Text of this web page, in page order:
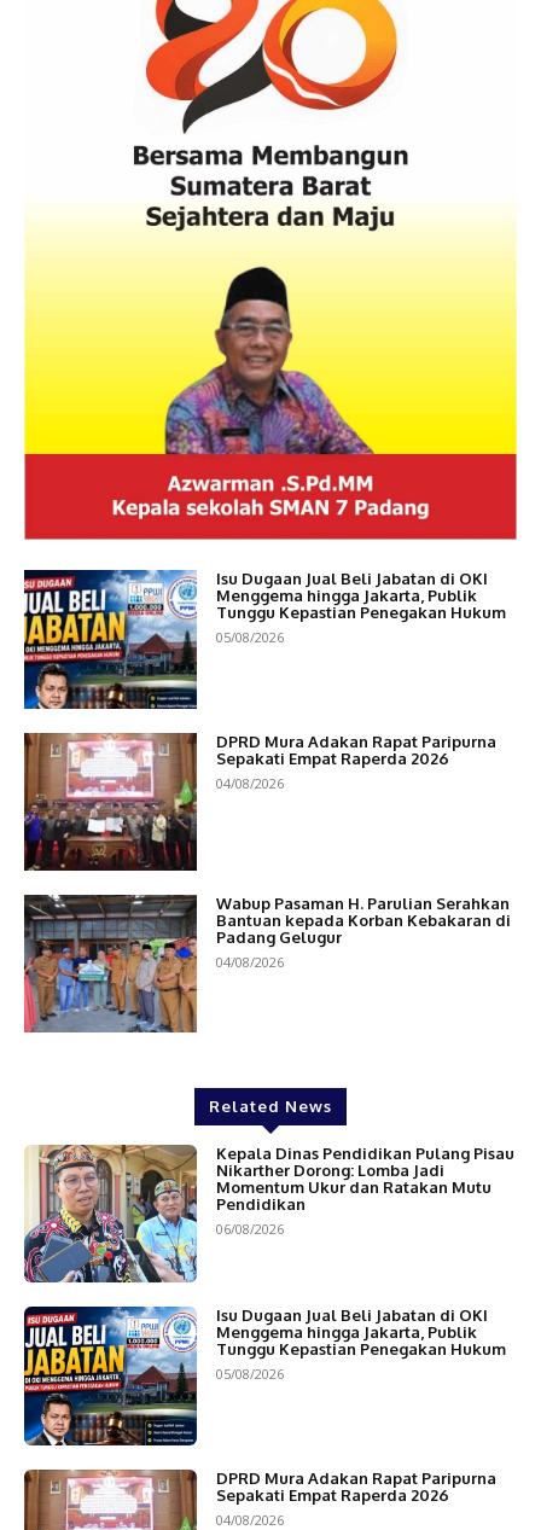
Isu Dugaan Jual Beli Jabatan di OKI
Menggema hingga Jakarta, Publik
Tunggu Kepastian Penegakan Hukum
05/08/2026
DPRD Mura Adakan Rapat Paripurna
Sepakati Empat Raperda 2026
04/08/2026
Wabup Pasaman H. Parulian Serahkan
Bantuan kepada Korban Kebakaran di
Padang Gelugur
04/08/2026
Related News
Kepala Dinas Pendidikan Pulang Pisau
Nikarther Dorong: Lomba Jadi
Momentum Ukur dan Ratakan Mutu
Pendidikan
06/08/2026
Isu Dugaan Jual Beli Jabatan di OKI
Menggema hingga Jakarta, Publik
Tunggu Kepastian Penegakan Hukum
05/08/2026
DPRD Mura Adakan Rapat Paripurna
Sepakati Empat Raperda 2026
04/08/2026